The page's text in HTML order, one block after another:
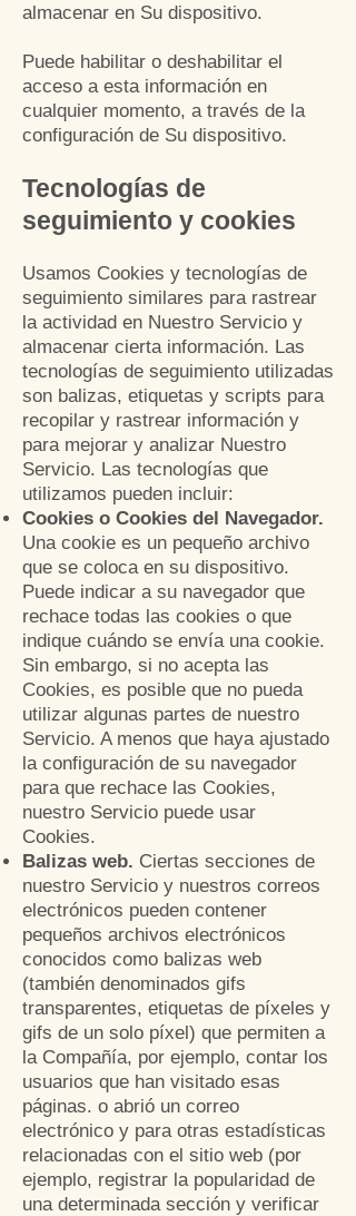
almacenar en Su dispositivo.
Puede habilitar o deshabilitar el
acceso a esta información en
cualquier momento, a través de la
configuración de Su dispositivo.
Tecnologías de
seguimiento y cookies
Usamos Cookies y tecnologías de
seguimiento similares para rastrear
la actividad en Nuestro Servicio y
almacenar cierta información. Las
tecnologías de seguimiento utilizadas
son balizas, etiquetas y scripts para
recopilar y rastrear información y
para mejorar y analizar Nuestro
Servicio. Las tecnologías que
utilizamos pueden incluir:
Cookies o Cookies del Navegador.
Una cookie es un pequeño archivo
que se coloca en su dispositivo.
Puede indicar a su navegador que
rechace todas las cookies o que
indique cuándo se envía una cookie.
Sin embargo, si no acepta las
Cookies, es posible que no pueda
utilizar algunas partes de nuestro
Servicio. A menos que haya ajustado
la configuración de su navegador
para que rechace las Cookies,
nuestro Servicio puede usar
Cookies.
Balizas web. Ciertas secciones de
nuestro Servicio y nuestros correos
electrónicos pueden contener
pequeños archivos electrónicos
conocidos como balizas web
(también denominados gifs
transparentes, etiquetas de píxeles y
gifs de un solo píxel) que permiten a
la Compañía, por ejemplo, contar los
usuarios que han visitado esas
páginas. o abrió un correo
electrónico y para otras estadísticas
relacionadas con el sitio web (por
ejemplo, registrar la popularidad de
una determinada sección y verificar